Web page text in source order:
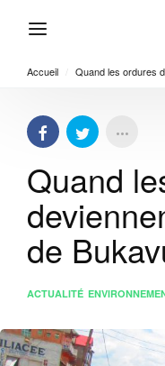
Accueil Quand les ordures
Quand
de
ACTUALITÉ